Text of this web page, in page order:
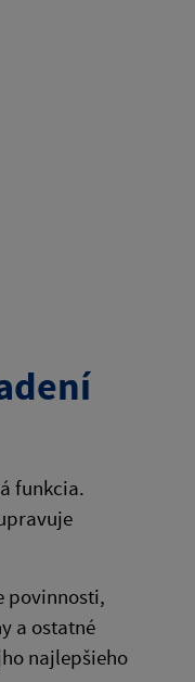
funkcia.
povinnosti,
a ostatné
najlepšieho